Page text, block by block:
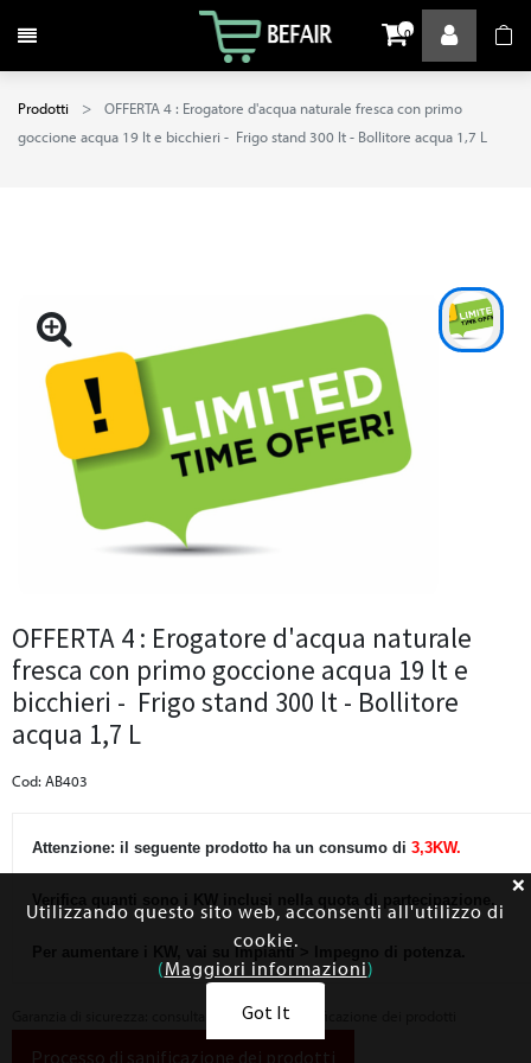
Attiva / disattiva la navigazione 0
Prodotti
OFFERTA 4 : Erogatore d'acqua naturale fresca con primo
goccione acqua 19 lt e bicchieri - Frigo stand 300 lt - Bollitore acqua 1,7 L
OFFERTA 4 : Erogatore d'acqua naturale
fresca con primo goccione acqua 19 lt e
bicchieri - Frigo stand 300 lt - Bollitore
acqua 1,7 L
Cod: AB403
Attenzione: il seguente prodotto ha un consumo di 3,3KW.
Per aumentare i KW, vai su Impianti > Impegno di potenza.
Garanzia di sicurezza: consulta il processo di sanificazione dei prodotti
Processo di sanificazione dei prodotti
Utilizzando questo sito web, acconsenti all'utilizzo di
cookie.
(Maggiori informazioni)
Got It